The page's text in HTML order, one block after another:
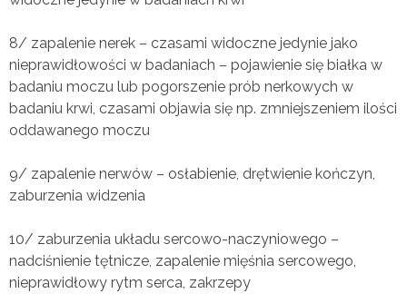
8/ zapalenie nerek – czasami widoczne jedynie jako
nieprawidłowości w badaniach – pojawienie się białka w
badaniu moczu lub pogorszenie prób nerkowych w
badaniu krwi, czasami objawia się np. zmniejszeniem ilości
oddawanego moczu
9/ zapalenie nerwów – osłabienie, drętwienie kończyn,
zaburzenia widzenia
10/ zaburzenia układu sercowo-naczyniowego –
nadciśnienie tętnicze, zapalenie mięśnia sercowego,
nieprawidłowy rytm serca, zakrzepy